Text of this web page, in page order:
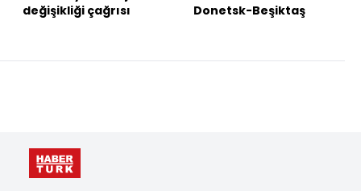
değişikliği çağrısı
Donetsk-Beşiktaş